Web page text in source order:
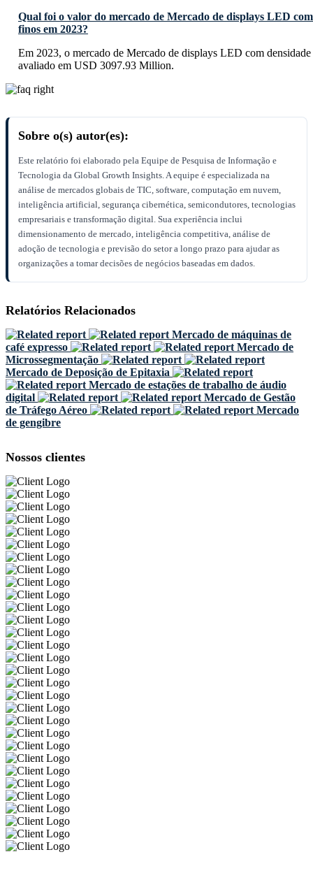
Qual foi o valor do mercado de Mercado de displays LED
finos em 2023?
Em 2023, o mercado de Mercado de displays LED com
avaliado em USD 3097.93 Million.
Sobre o(s) autor(es):
Este relatório foi elaborado pela Equipe de Pesquisa de Informação e
Tecnologia da Global Growth Insights. A equipe é especializada na
análise de mercados globais de TIC, software, computação em nuvem,
inteligência artificial, segurança cibernética, semicondutores, tecnologias
empresariais e transformação digital. Sua experiência inclui
dimensionamento de mercado, inteligência competitiva, análise de
adoção de tecnologia e previsão do setor a longo prazo para ajudar as
organizações a tomar decisões de negócios baseadas em dados.
Relatórios Relacionados
Mercado de máquinas de
café expresso
Mercado de
Microssegmentação
Mercado de Deposição de Epitaxia
Mercado de estações de trabalho de áudio
digital
Mercado de Gestão
de Tráfego Aéreo
Mercado
de gengibre
Nossos clientes